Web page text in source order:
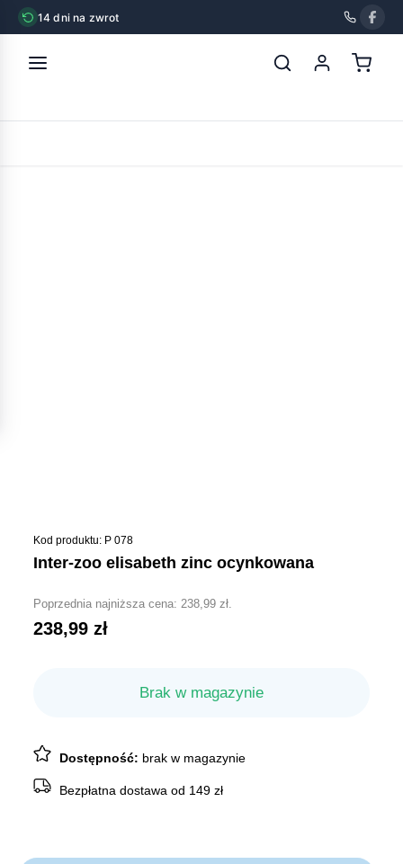
14 dni na zwrot
POWRÓT
Kod produktu: P 078
inter-zoo elisabeth zinc ocynkowana
Poprzednia najniższa cena:238,99zł.
238,99zł
Brak w magazynie
Dostępność: brak w magazynie
Bezpłatna dostawa od 149 zł